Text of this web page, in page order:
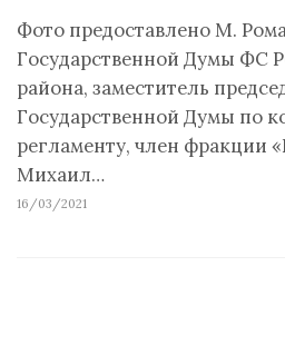
Фото предоставлено М.
Государственной Думы ФС
района, заместитель
Государственной Думы по
регламенту, член фракции
Михаил…
16/03/2021